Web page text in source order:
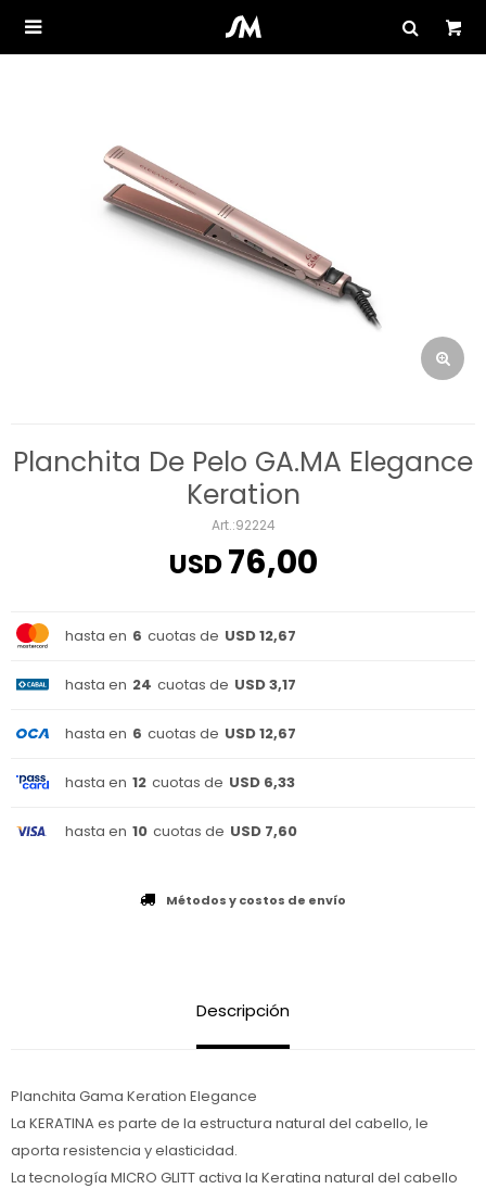

Planchita De Pelo GA.MA Elegance
Keration
92224
USD76,00
hasta en 6 cuotas de USD 12,67
hasta en 24 cuotas de USD 3,17
hasta en 6 cuotas de USD 12,67
hasta en 12 cuotas de USD 6,33
hasta en 10 cuotas de USD 7,60
Métodos y costos de envío
Descripción
Planchita Gama Keration Elegance
La KERATINA es parte de la estructura natural del cabello, le
aporta resistencia y elasticidad.
La tecnología MICRO GLITT activa la Keratina natural del cabello